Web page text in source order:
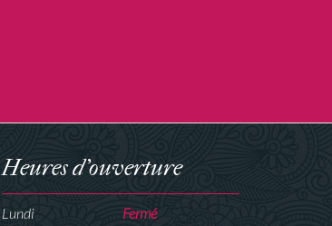
Heures d'ouverture
Lundi
Fermé